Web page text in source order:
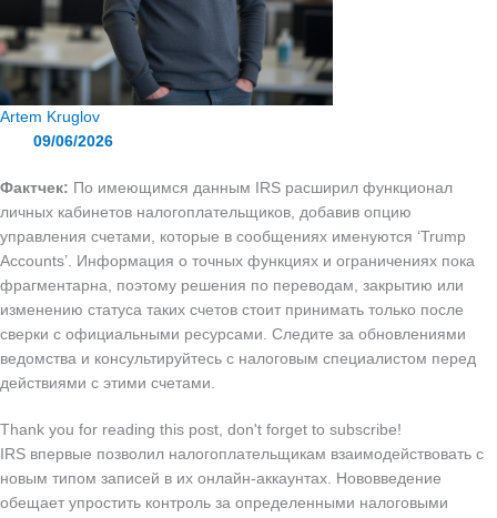
Artem Kruglov
09/06/2026
Фактчек: По имеющимся данным IRS расширил функционал
личных кабинетов налогоплательщиков, добавив опцию
управления счетами, которые в сообщениях именуются ‘Trump
Accounts’. Информация о точных функциях и ограничениях пока
фрагментарна, поэтому решения по переводам, закрытию или
изменению статуса таких счетов стоит принимать только после
сверки с официальными ресурсами. Следите за обновлениями
ведомства и консультируйтесь с налоговым специалистом перед
действиями с этими счетами.
Thank you for reading this post, don't forget to subscribe!
IRS впервые позволил налогоплательщикам взаимодействовать с
новым типом записей в их онлайн-аккаунтах. Нововведение
обещает упростить контроль за определенными налоговыми